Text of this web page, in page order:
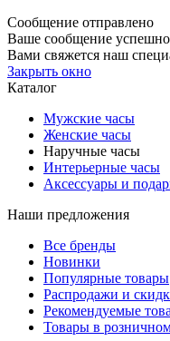
Сообщение отправлено
Ваше сообщение
Вами свяжется наш
Закрыть окно
Каталог
Мужские часы
Женские часы
Наручные часы
Интерьерные часы
Аксессуары и
Наши предложения
Все бренды
Новинки
Популярные товары
Распродажи и
Рекомендуемые
Товары в